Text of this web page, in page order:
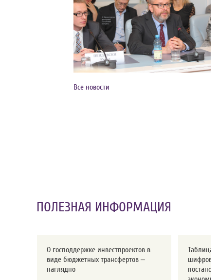
Все новости
ПОЛЕЗНАЯ ИНФОРМАЦИЯ
О господдержке инвестпроектов в
виде бюджетных трансфертов –
наглядно
Таблица
шифров